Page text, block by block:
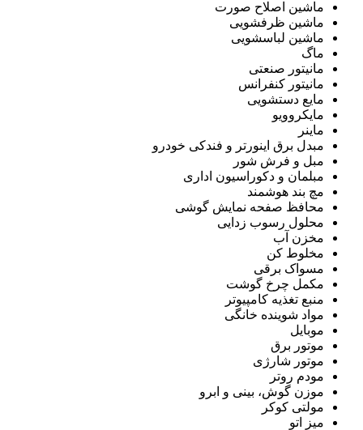
ماشین اصلاح صورت
ماشین ظرفشویی
ماشین لباسشویی
ماگ
مانیتور صنعتی
مانیتور کنفرانس
مایع دستشویی
مایکروویو
ماینر
مبدل برق اینورتر و فندکی خودرو
مبل و فرش شور
مبلمان و دکوراسیون اداری
مچ بند هوشمند
محافظ صفحه نمایش گوشی
محلول رسوب زدایی
مخزن آب
مخلوط کن
مسواک برقی
مکمل چرخ گوشت
منبع تغذیه کامپیوتر
مواد شوینده خانگی
موبایل
موتور برق
موتور شارژی
مودم روتر
موزن گوش، بینی و ابرو
مولتی کوکر
میز اتو